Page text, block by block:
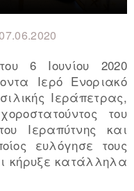
6 Ιουνίου 2020
Ιερό Ενοριακό
Ιεράπετρας,
του
Ιεραπύτνης και
ευλόγησε τους
κήρυξε κατάλληλα